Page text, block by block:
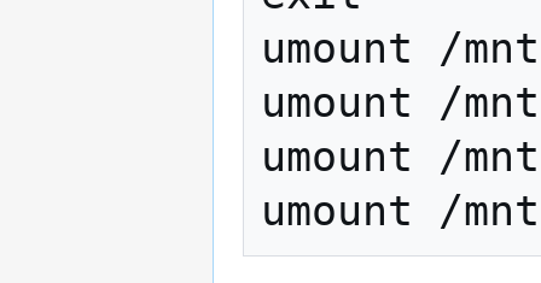
umount /
umount /
umount /